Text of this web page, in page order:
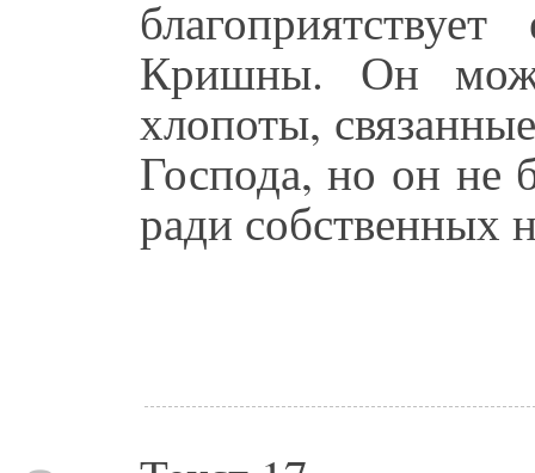
Кришны. Он
хлопоты,
Господа, но он не
ради собственных